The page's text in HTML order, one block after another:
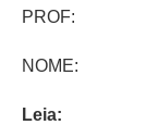
NOME:
Leia: